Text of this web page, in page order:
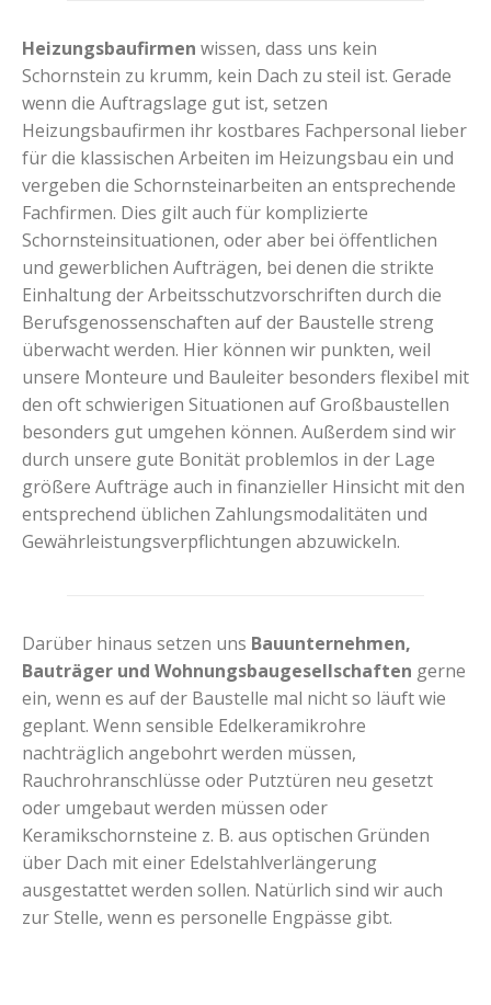
Heizungsbaufirmen wissen, dass uns kein
Schornstein zu krumm, kein Dach zu steil ist. Gerade
wenn die Auftragslage gut ist, setzen
Heizungsbaufirmen ihr kostbares Fachpersonal lieber
für die klassischen Arbeiten im Heizungsbau ein und
vergeben die Schornsteinarbeiten an entsprechende
Fachfirmen. Dies gilt auch für komplizierte
Schornsteinsituationen, oder aber bei öffentlichen
und gewerblichen Aufträgen, bei denen die strikte
Einhaltung der Arbeitsschutzvorschriften durch die
Berufsgenossenschaften auf der Baustelle streng
überwacht werden. Hier können wir punkten, weil
unsere Monteure und Bauleiter besonders flexibel mit
den oft schwierigen Situationen auf Großbaustellen
besonders gut umgehen können. Außerdem sind wir
durch unsere gute Bonität problemlos in der Lage
größere Aufträge auch in finanzieller Hinsicht mit den
entsprechend üblichen Zahlungsmodalitäten und
Gewährleistungsverpflichtungen abzuwickeln.
Darüber hinaus setzen uns Bauunternehmen,
Bauträger und Wohnungsbaugesellschaften gerne
ein, wenn es auf der Baustelle mal nicht so läuft wie
geplant. Wenn sensible Edelkeramikrohre
nachträglich angebohrt werden müssen,
Rauchrohranschlüsse oder Putztüren neu gesetzt
oder umgebaut werden müssen oder
Keramikschornsteine z. B. aus optischen Gründen
über Dach mit einer Edelstahlverlängerung
ausgestattet werden sollen. Natürlich sind wir auch
zur Stelle, wenn es personelle Engpässe gibt.